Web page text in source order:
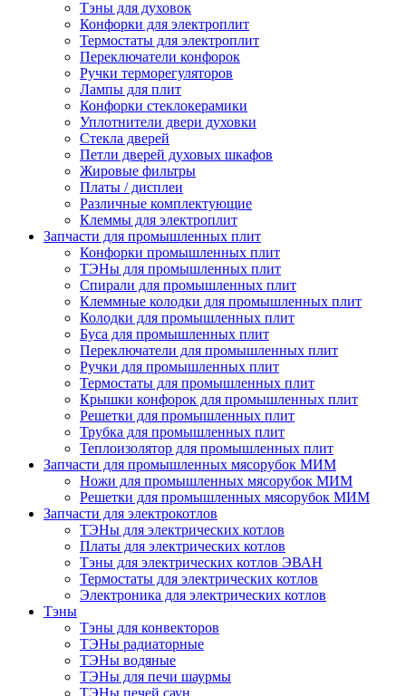
Тэны для духовок
Конфорки для электроплит
Термостаты для электроплит
Переключатели конфорок
Ручки терморегуляторов
Лампы для плит
Конфорки стеклокерамики
Уплотнители двери духовки
Стекла дверей
Петли дверей духовых шкафов
Жировые фильтры
Платы / дисплеи
Различные комплектующие
Клеммы для электроплит
Запчасти для промышленных плит
Конфорки промышленных плит
ТЭНы для промышленных плит
Спирали для промышленных плит
Клеммные колодки для промышленных плит
Колодки для промышленных плит
Буса для промышленных плит
Переключатели для промышленных плит
Ручки для промышленных плит
Термостаты для промышленных плит
Крышки конфорок для промышленных плит
Решетки для промышленных плит
Трубка для промышленных плит
Теплоизолятор для промышленных плит
Запчасти для промышленных мясорубок МИМ
Ножи для промышленных мясорубок МИМ
Решетки для промышленных мясорубок МИМ
Запчасти для электрокотлов
ТЭНы для электрических котлов
Платы для электрических котлов
Тэны для электрических котлов ЭВАН
Термостаты для электрических котлов
Электроника для электрических котлов
Тэны
Тэны для конвекторов
ТЭНы радиаторные
ТЭНы водяные
ТЭНы для печи шаурмы